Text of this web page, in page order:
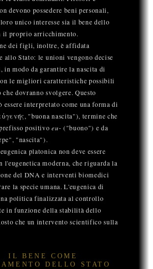
devono possedere beni personali,
unico interesse sia il bene dello
il proprio arricchimento.
dei figli, inoltre, è affidata
allo Stato: le unioni vengono decise
modo da garantire la nascita di
le migliori caratteristiche possibili
dovranno svolgere. Questo
essere interpretato come una forma di
"buona nascita"), termine che
positivoeu- ("buono") e da
"nascita").
platonica non deve essere
l'eugenetica moderna, che riguarda la
del DNA e interventi biomedici
la specie umana. L'eugenica di
politica finalizzata al controllo
in funzione della stabilità dello
che un intervento scientifico sulla
IL BENE COME
DELLO STATO